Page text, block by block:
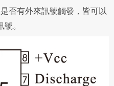
否有外來訊號觸發，皆可以
。
？點擊 立刻註冊
，除經著作權人有標示採取
不得重製、轉載、散布或類
整費用。